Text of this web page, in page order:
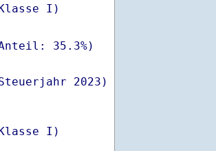
I)
2023)
I)